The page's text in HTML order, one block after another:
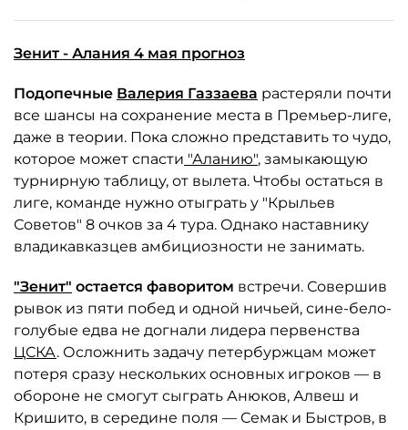
Зенит - Алания 4 мая прогноз
Подопечные Валерия Газзаева растеряли почти
все шансы на сохранение места в Премьер-лиге,
даже в теории. Пока сложно представить то чудо,
которое может спасти "Аланию", замыкающую
турнирную таблицу, от вылета. Чтобы остаться в
лиге, команде нужно отыграть у "Крыльев
Советов" 8 очков за 4 тура. Однако наставнику
владикавказцев амбициозности не занимать.
"Зенит" остается фаворитом встречи. Совершив
рывок из пяти побед и одной ничьей, сине-бело-
голубые едва не догнали лидера первенства
ЦСКА. Осложнить задачу петербуржцам может
потеря сразу нескольких основных игроков — в
обороне не смогут сыграть Анюков, Алвеш и
Кришито, в середине поля — Семак и Быстров, в